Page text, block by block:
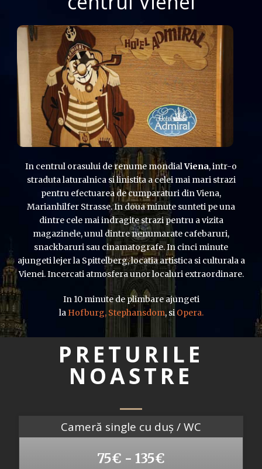
In centrul orasului de renume mondialViena, intr-o
straduta laturalnica si linistita a celei mai mari strazi
pentru efectuarea de cumparaturi din Viena,
Marianhilfer Strasse. In doua minute sunteti pe una
dintre cele mai indragite strazi pentru a vizita
magazinele, unul dintre nenumarate cafebaruri,
snackbaruri sau cinamatografe. In cinci minute
ajungeti lejer la Spittelberg, locatia artistica si culturala a
Vienei. Incercati atmosfera unor localuri extraordinare.
In 10 minute de plimbare ajungeti
la Hofburg, Stephansdom, siOpera.
PRETURILE
NOASTRE
Cameră single cu duș / WC
75€ - 135€